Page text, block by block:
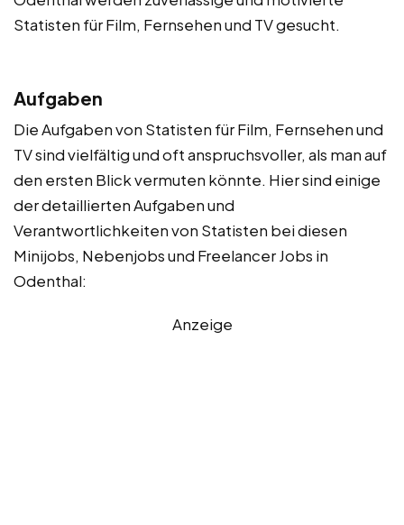
Statisten für Film, Fernsehen und TV gesucht.
Aufgaben
Die Aufgaben von Statisten für Film, Fernsehen und
TV sind vielfältig und oft anspruchsvoller, als man auf
den ersten Blick vermuten könnte. Hier sind einige
der detaillierten Aufgaben und
Verantwortlichkeiten von Statisten bei diesen
Minijobs, Nebenjobs und Freelancer Jobs in
Odenthal:
Anzeige